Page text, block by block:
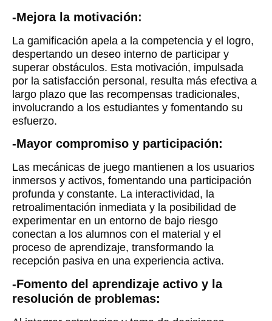
-Mejora la motivación:
La gamificación apela a la competencia y el logro,
despertando un deseo interno de participar y
superar obstáculos. Esta motivación, impulsada
por la satisfacción personal, resulta más efectiva a
largo plazo que las recompensas tradicionales,
involucrando a los estudiantes y fomentando su
esfuerzo.
-Mayor compromiso y participación:
Las mecánicas de juego mantienen a los usuarios
inmersos y activos, fomentando una participación
profunda y constante. La interactividad, la
retroalimentación inmediata y la posibilidad de
experimentar en un entorno de bajo riesgo
conectan a los alumnos con el material y el
proceso de aprendizaje, transformando la
recepción pasiva en una experiencia activa.
-Fomento del aprendizaje activo y la
resolución de problemas: